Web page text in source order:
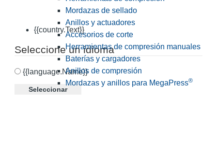
{{country.Text}}
Seleccione un idioma
{{language.Name}}
Seleccionar
Mordazas de sellado
Anillos y actuadores
Accesorios de corte
Herramientas de compresión manuales
Baterías y cargadores
Anillos de compresión
Mordazas y anillos para MegaPress®